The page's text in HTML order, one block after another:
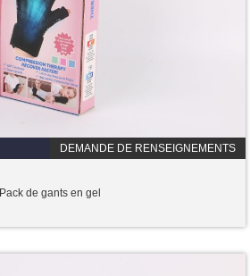
DEMANDE DE RENSEIGNEMENTS
Pack de gants en gel